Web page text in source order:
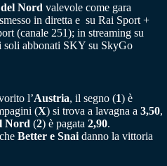
Nord valevole come gara
in diretta e su Rai Sport +
(canale 251); in streaming su
soli abbonati SKY su SkyGo
l’Austria, il segno (1) è
(X) si trova a lavagna a 3,50,
Nord (2) è pagata 2,90.
Better e Snai danno la vittoria